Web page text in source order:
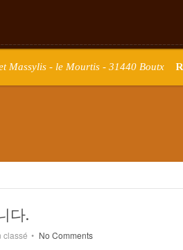
Massylis - le Mourtis - 31440 Boutx
다.
classé • No Comments